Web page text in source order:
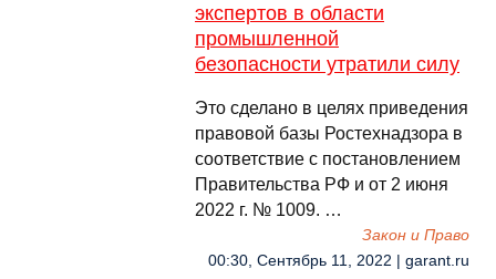
экспертов в области
промышленной
безопасности утратили силу
Это сделано в целях приведения
правовой базы Ростехнадзора в
соответствие с постановлением
Правительства РФ и от 2 июня
2022 г. № 1009. …
Закон и Право
00:30, Сентябрь 11, 2022 | garant.ru